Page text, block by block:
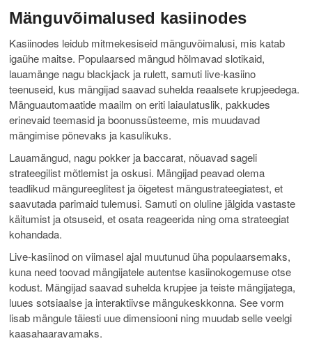
Mänguvõimalused kasiinodes
Kasiinodes leidub mitmekesiseid mänguvõimalusi, mis katab
igaühe maitse. Populaarsed mängud hõlmavad slotikaid,
lauamänge nagu blackjack ja rulett, samuti live-kasiino
teenuseid, kus mängijad saavad suhelda reaalsete krupjeedega.
Mänguautomaatide maailm on eriti laiaulatuslik, pakkudes
erinevaid teemasid ja boonussüsteeme, mis muudavad
mängimise põnevaks ja kasulikuks.
Lauamängud, nagu pokker ja baccarat, nõuavad sageli
strateegilist mõtlemist ja oskusi. Mängijad peavad olema
teadlikud mängureeglitest ja õigetest mängustrateegiatest, et
saavutada parimaid tulemusi. Samuti on oluline jälgida vastaste
käitumist ja otsuseid, et osata reageerida ning oma strateegiat
kohandada.
Live-kasiinod on viimasel ajal muutunud üha populaarsemaks,
kuna need toovad mängijatele autentse kasiinokogemuse otse
kodust. Mängijad saavad suhelda krupjee ja teiste mängijatega,
luues sotsiaalse ja interaktiivse mängukeskkonna. See vorm
lisab mängule täiesti uue dimensiooni ning muudab selle veelgi
kaasahaaravamaks.